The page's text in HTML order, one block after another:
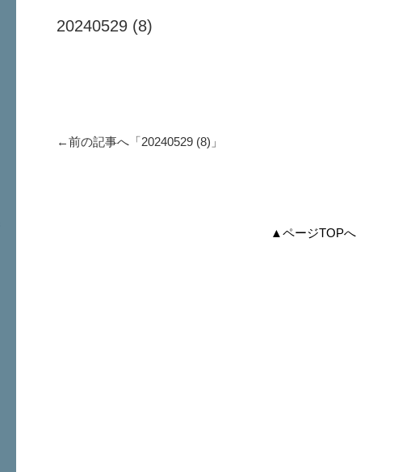
20240529 (8)
←前の記事へ「20240529 (8) 」
▲ページTOPへ